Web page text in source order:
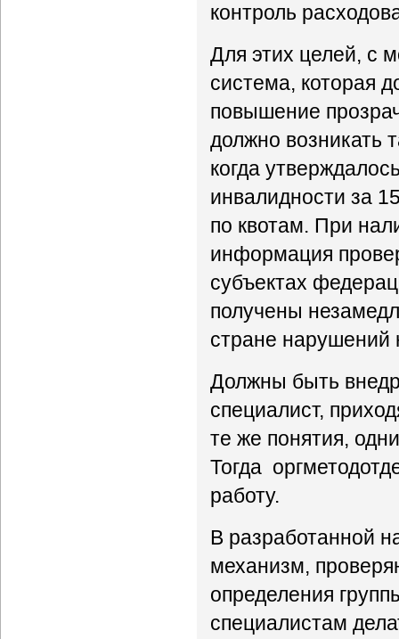
контроль
Для этих целей, с
система, которая
повышение
должно возникать
когда
инвалидности за
по квотам. При
информация
субъектах
получены
стране
Должны быть
специалист,
те же понятия,
Тогда
работу.
В разработанной
механизм,
определения
специалистам